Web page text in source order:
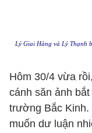
Lý Giai Hàng và Lý Thạnh
Hôm 30/4 vừa
cánh săn ảnh
trường Bắc Kinh.
muốn dư luận